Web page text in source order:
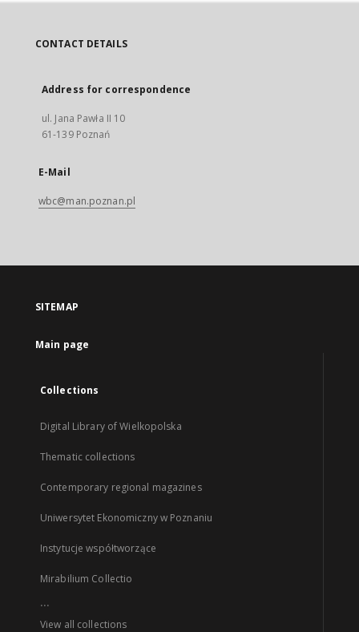
CONTACT DETAILS
Address for correspondence
ul. Jana Pawła II 10
61-139 Poznań
E-Mail
wbc@man.poznan.pl
SITEMAP
Main page
Collections
Digital Library of Wielkopolska
Thematic collections
Contemporary regional magazines
Uniwersytet Ekonomiczny w Poznaniu
Instytucje współtworzące
Mirabilium Collectio
...
View all collections